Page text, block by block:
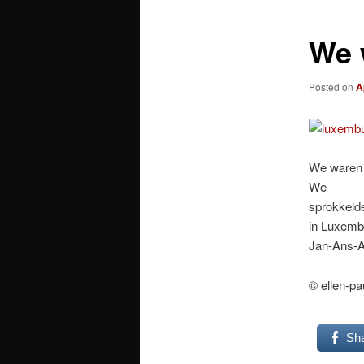
Posted on
We
We
in
Jan-Ans-
© ellen-